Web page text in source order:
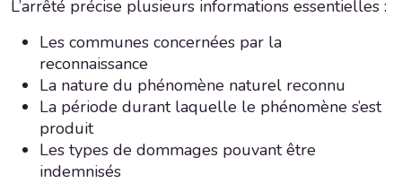
L’arrêté précise plusieurs informations essentielles :
Les communes concernées par la
reconnaissance
La nature du phénomène naturel reconnu
La période durant laquelle le phénomène s’est
produit
Les types de dommages pouvant être
indemnisés